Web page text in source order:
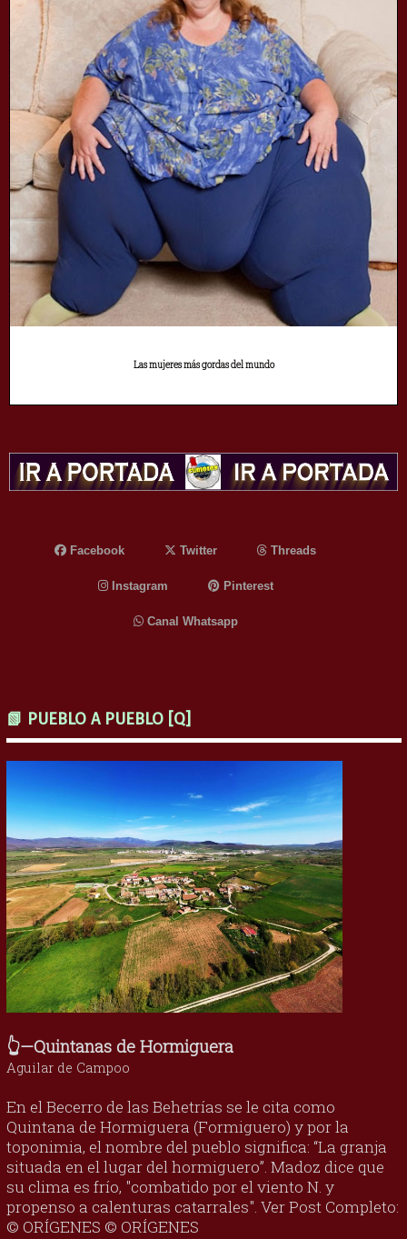
Las mujeres más gordas del mundo
Facebook Twitter Threads
Instagram Pinterest
Canal Whatsapp
📗 PUEBLO A PUEBLO [Q]
👆—Quintanas de Hormiguera
Aguilar de Campoo
En el Becerro de las Behetrías se le cita como
Quintana de Hormiguera (Formiguero) y por la
toponimia, el nombre del pueblo significa: “La granja
situada en el lugar del hormiguero”. Madoz dice que
su clima es frío, "combatido por el viento N. y
propenso a calenturas catarrales". Ver Post Completo:
© ORÍGENES © ORÍGENES